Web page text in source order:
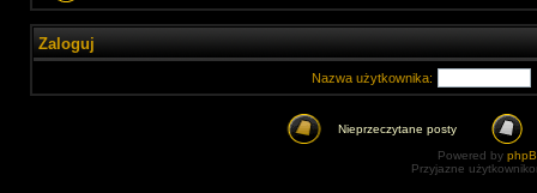
Zaloguj
Nazwa użytkownika:
Nieprzeczytane posty
Powered by
Przyjazne